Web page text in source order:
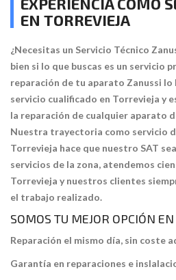
EN TORREVIEJA
¿Necesitas un Servicio Técnico
bien si lo que buscas es un servicio
reparación de tu aparato Zanussi lo
servicio cualificado en Torrevieja y
la reparación de cualquier aparato
Nuestra trayectoria como servicio
Torrevieja hace que nuestro SAT
servicios de la zona, atendemos
Torrevieja y nuestros clientes
el trabajo realizado.
SOMOS TU MEJOR OPCIÓN
Reparación el mismo día, sin coste
Garantía en reparaciones e